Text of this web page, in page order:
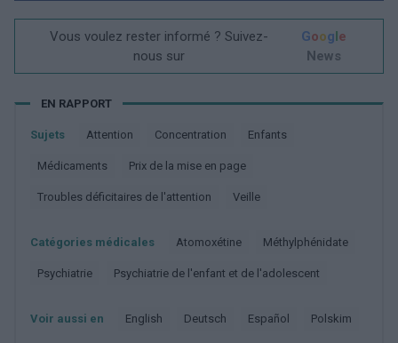
Vous voulez rester informé ? Suivez-
nous sur
Google
News
EN RAPPORT
Sujets Attention Concentration Enfants
Médicaments Prix de la mise en page
Troubles déficitaires de l'attention Veille
Catégories médicales Atomoxétine Méthylphénidate
Psychiatrie Psychiatrie de l'enfant et de l'adolescent
Voir aussi en english deutsch español polskim